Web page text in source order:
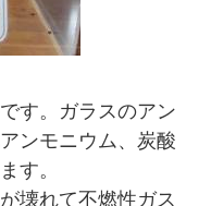
す。ガラスのアン
ンモニウム、炭酸
す。
壊れて不燃性ガス